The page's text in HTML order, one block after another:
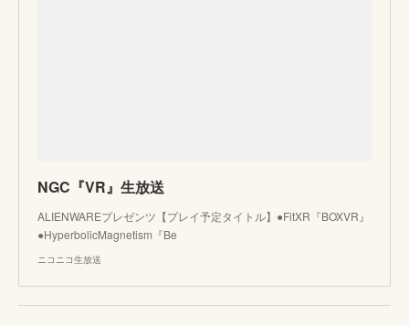
NGC『VR』生放送
ALIENWAREプレゼンツ【プレイ予定タイトル】●FitXR『BOXVR』
●HyperbolicMagnetism『Be
ニコニコ生放送